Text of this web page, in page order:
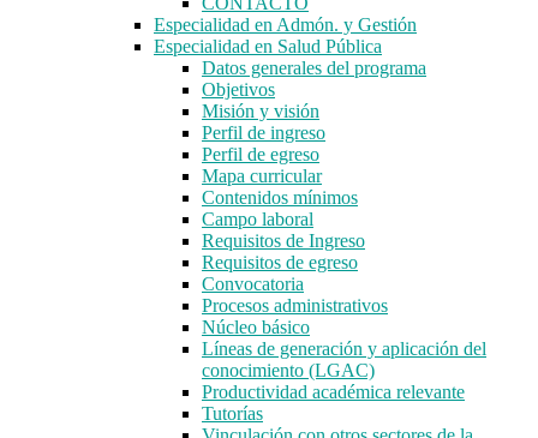
Especialidad en Admón. y Gestión
Especialidad en Salud Pública
Datos generales del programa
Objetivos
Misión y visión
Perfil de ingreso
Perfil de egreso
Mapa curricular
Contenidos mínimos
Campo laboral
Requisitos de Ingreso
Requisitos de egreso
Convocatoria
Procesos administrativos
Núcleo básico
Líneas de generación y aplicación del
conocimiento (LGAC)
Productividad académica relevante
Tutorías